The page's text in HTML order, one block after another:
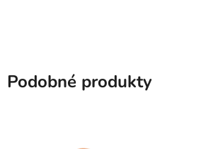
Podobné produkty